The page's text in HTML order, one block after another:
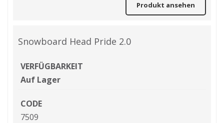
Produkt ansehen
Snowboard Head Pride 2.0
VERFÜGBARKEIT
Auf Lager
CODE
7509